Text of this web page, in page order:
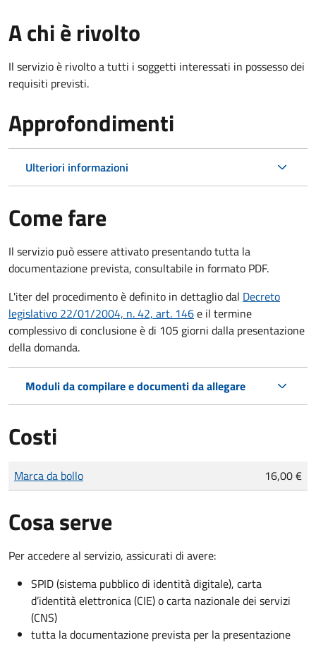
A chi è rivolto
Il servizio è rivolto a tutti i soggetti interessati in possesso dei
requisiti previsti.
Approfondimenti
Ulteriori informazioni
Come fare
Il servizio può essere attivato presentando tutta la
documentazione prevista, consultabile in formato PDF.
L'iter del procedimento è definito in dettaglio dal Decreto
legislativo 22/01/2004, n. 42, art. 146e il termine
complessivo di conclusione è di 105 giorni dalla presentazione
della domanda.
Moduli da compilare e documenti da allegare
Costi
Tipo di pagamento
Importo
Marca da bollo 16,00 €
Cosa serve
Per accedere al servizio, assicurati di avere:
SPID (sistema pubblico di identità digitale), carta
d’identità elettronica (CIE) o carta nazionale dei servizi
(CNS)
tutta la documentazione prevista per la presentazione